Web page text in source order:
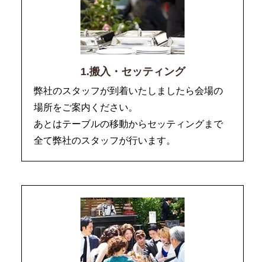
1.搬入・セッティング
弊社のスタッフが到着いたしましたら会場の
場所をご案内ください。
あとはテーブルの移動からセッティングまで
全て弊社のスタッフが行います。